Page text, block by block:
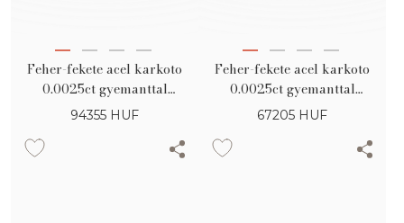
Feher-fekete acel karkoto
0.0025ct gyemanttal
ferfiaknak
94355 HUF
Feher-fekete acel karkoto
0.0025ct gyemanttal
ferfiaknak
67205 HUF